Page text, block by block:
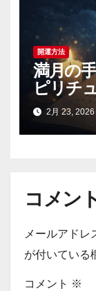
開運方法
満月の
ピリチ
体手順
2月 23, 2026
コメン
メールアドレ
が付いている
コメント ※